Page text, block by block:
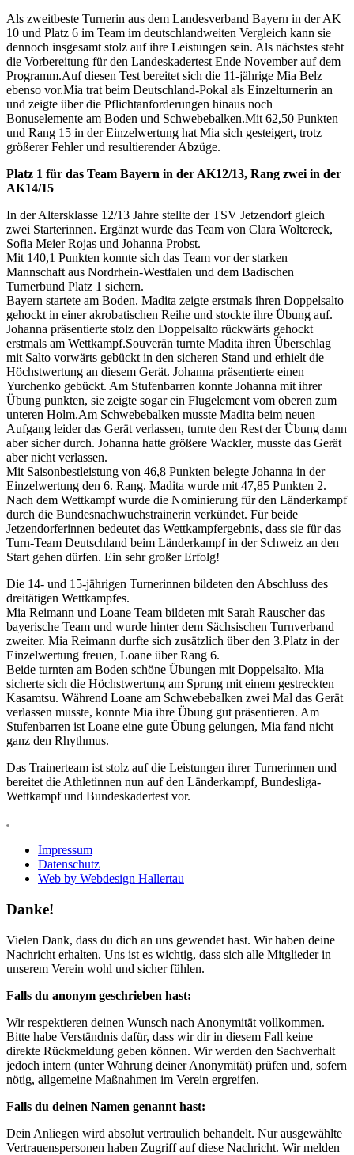
Als zweitbeste Turnerin aus dem Landesverband Bayern in der AK
10 und Platz 6 im Team im deutschlandweiten Vergleich kann sie
dennoch insgesamt stolz auf ihre Leistungen sein. Als nächstes steht
die Vorbereitung für den Landeskadertest Ende November auf dem
Programm.Auf diesen Test bereitet sich die 11-jährige Mia Belz
ebenso vor.Mia trat beim Deutschland-Pokal als Einzelturnerin an
und zeigte über die Pflichtanforderungen hinaus noch
Bonuselemente am Boden und Schwebebalken.Mit 62,50 Punkten
und Rang 15 in der Einzelwertung hat Mia sich gesteigert, trotz
größerer Fehler und resultierender Abzüge.
Platz 1 für das Team Bayern in der AK12/13, Rang zwei in der
AK14/15
In der Altersklasse 12/13 Jahre stellte der TSV Jetzendorf gleich
zwei Starterinnen. Ergänzt wurde das Team von Clara Woltereck,
Sofia Meier Rojas und Johanna Probst.
Mit 140,1 Punkten konnte sich das Team vor der starken
Mannschaft aus Nordrhein-Westfalen und dem Badischen
Turnerbund Platz 1 sichern.
Bayern startete am Boden. Madita zeigte erstmals ihren Doppelsalto
gehockt in einer akrobatischen Reihe und stockte ihre Übung auf.
Johanna präsentierte stolz den Doppelsalto rückwärts gehockt
erstmals am Wettkampf.Souverän turnte Madita ihren Überschlag
mit Salto vorwärts gebückt in den sicheren Stand und erhielt die
Höchstwertung an diesem Gerät. Johanna präsentierte einen
Yurchenko gebückt. Am Stufenbarren konnte Johanna mit ihrer
Übung punkten, sie zeigte sogar ein Flugelement vom oberen zum
unteren Holm.Am Schwebebalken musste Madita beim neuen
Aufgang leider das Gerät verlassen, turnte den Rest der Übung dann
aber sicher durch. Johanna hatte größere Wackler, musste das Gerät
aber nicht verlassen.
Mit Saisonbestleistung von 46,8 Punkten belegte Johanna in der
Einzelwertung den 6. Rang. Madita wurde mit 47,85 Punkten 2.
Nach dem Wettkampf wurde die Nominierung für den Länderkampf
durch die Bundesnachwuchstrainerin verkündet. Für beide
Jetzendorferinnen bedeutet das Wettkampfergebnis, dass sie für das
Turn-Team Deutschland beim Länderkampf in der Schweiz an den
Start gehen dürfen. Ein sehr großer Erfolg!
Die 14- und 15-jährigen Turnerinnen bildeten den Abschluss des
dreitätigen Wettkampfes.
Mia Reimann und Loane Team bildeten mit Sarah Rauscher das
bayerische Team und wurde hinter dem Sächsischen Turnverband
zweiter. Mia Reimann durfte sich zusätzlich über den 3.Platz in der
Einzelwertung freuen, Loane über Rang 6.
Beide turnten am Boden schöne Übungen mit Doppelsalto. Mia
sicherte sich die Höchstwertung am Sprung mit einem gestreckten
Kasamtsu. Während Loane am Schwebebalken zwei Mal das Gerät
verlassen musste, konnte Mia ihre Übung gut präsentieren. Am
Stufenbarren ist Loane eine gute Übung gelungen, Mia fand nicht
ganz den Rhythmus.
Das Trainerteam ist stolz auf die Leistungen ihrer Turnerinnen und
bereitet die Athletinnen nun auf den Länderkampf, Bundesliga-
Wettkampf und Bundeskadertest vor.
Impressum
Datenschutz
Web by Webdesign Hallertau
Danke!
Vielen Dank, dass du dich an uns gewendet hast. Wir haben deine
Nachricht erhalten. Uns ist es wichtig, dass sich alle Mitglieder in
unserem Verein wohl und sicher fühlen.
Falls du anonym geschrieben hast:
Wir respektieren deinen Wunsch nach Anonymität vollkommen.
Bitte habe Verständnis dafür, dass wir dir in diesem Fall keine
direkte Rückmeldung geben können. Wir werden den Sachverhalt
jedoch intern (unter Wahrung deiner Anonymität) prüfen und, sofern
nötig, allgemeine Maßnahmen im Verein ergreifen.
Falls du deinen Namen genannt hast:
Dein Anliegen wird absolut vertraulich behandelt. Nur ausgewählte
Vertrauenspersonen haben Zugriff auf diese Nachricht. Wir melden